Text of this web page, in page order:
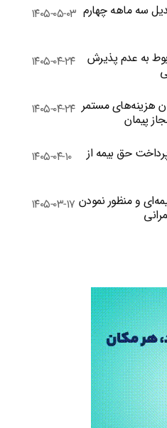
سه ماهه چهارم ۱۴۰۵-۰۵-۰۳
به عدم پذیرش
۱۴۰۵-۰۴-۲۴
هزینه‌های مستمر
پیمان
۱۴۰۵-۰۴-۲۴
حق بیمه از
۱۴۰۵-۰۴-۱۰
و منظور نمودن ۱۴۰۵-۰۳-۱۷